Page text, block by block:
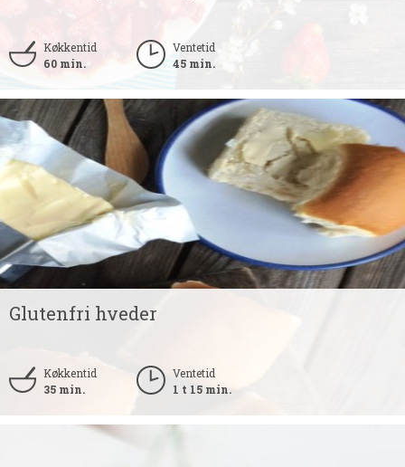
Køkkentid
60 min.
Ventetid
45 min.
Glutenfri hveder
Køkkentid
35 min.
Ventetid
1 t 15 min.